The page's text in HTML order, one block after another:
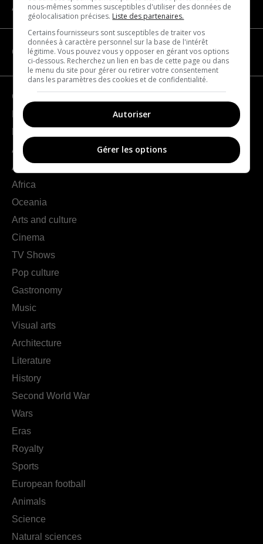
About us
CATEGORIES
Geography
France
Americas
Asia
Africa
Oceania
Arts and culture
Cinema
TV Shows
Pop culture
Gastronomy
Music
Visual arts
Architecture
Literature
History
Second World War
Wars
Eras
Royalty
Sports
European football
Animals
Science
Natural sciences
nous-mêmes sommes susceptibles d'utiliser des données de
géolocalisation précises. Liste des partenaires.
Certains fournisseurs sont susceptibles de traiter vos
données à caractère personnel sur la base de l'intérêt
légitime. Vous pouvez vous y opposer en gérant vos options
ci-dessous. Recherchez un lien en bas de cette page ou dans
le menu du site pour gérer ou retirer votre consentement
dans les paramètres des cookies et de confidentialité.
Autoriser
Gérer les options